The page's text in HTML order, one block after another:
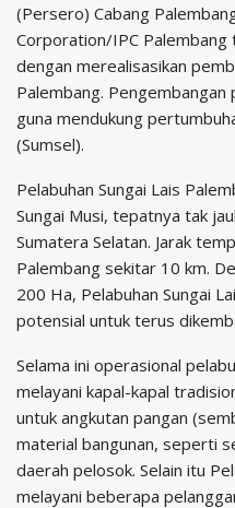
(Persero) Cabang
Corporation/IPC
dengan merealisasikan
Palembang.
guna mendukung
(Sumsel).
Pelabuhan Sungai Lais
Sungai Musi, tepatnya tak
Sumatera Selatan. Jarak
Palembang sekitar 10 km.
200 Ha, Pelabuhan Sungai
potensial untuk terus
Selama ini operasional
melayani kapal-kapal
untuk angkutan pangan
material bangunan, seperti
daerah pelosok. Selain itu
melayani beberapa